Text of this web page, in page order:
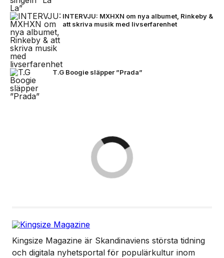
INTERVJU: MXHXN om nya albumet, Rinkeby &
att skriva musik med livserfarenhet
T.G Boogie släpper ”Prada”
Kingsize Magazine är Skandinaviens största tidning
och digitala nyhetsportal för populärkultur inom